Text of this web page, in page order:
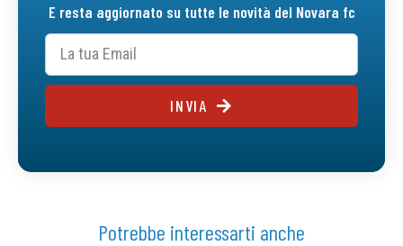
E resta aggiornato su tutte le novità del Novara fc
INVIA
Potrebbe interessarti anche